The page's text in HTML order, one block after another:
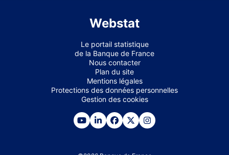
Webstat
Le portail statistique
de la Banque de France
Nous contacter
Plan du site
Mentions légales
Protections des données personnelles
Gestion des cookies